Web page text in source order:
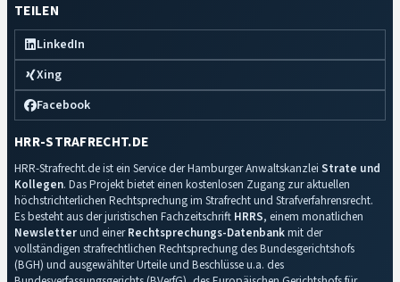
TEILEN
LinkedIn
Xing
Facebook
HRR-STRAFRECHT.DE
HRR-Strafrecht.de ist ein Service der Hamburger Anwaltskanzlei Strate und
Kollegen. Das Projekt bietet einen kostenlosen Zugang zur aktuellen
höchstrichterlichen Rechtsprechung im Strafrecht und Strafverfahrensrecht.
Es besteht aus der juristischen Fachzeitschrift HRRS, einem monatlichen
Newsletterund einerRechtsprechungs-Datenbankmit der
vollständigen strafrechtlichen Rechtsprechung des Bundesgerichtshofs
(BGH) und ausgewählter Urteile und Beschlüsse u.a. des